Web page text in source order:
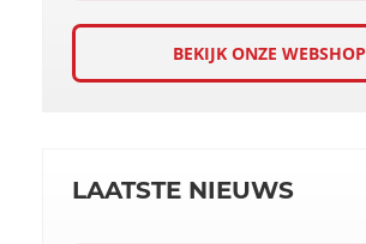
BEKIJK ONZE WEBSHOP
LAATSTE NIEUWS